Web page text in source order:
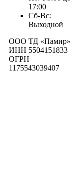
17:00
Сб-Вс:
Выходной
ООО ТД «Памир»
ИНН 5504151833
ОГРН
1175543039407